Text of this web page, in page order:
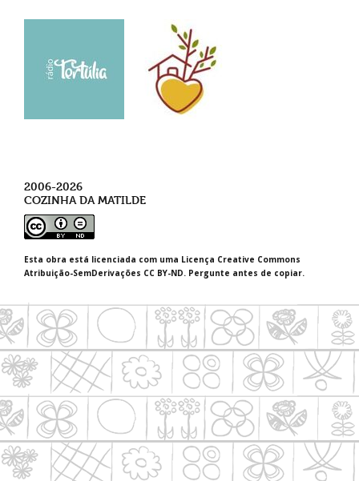
2006-2026
COZINHA DA MATILDE
Esta obra está licenciada com uma Licença Creative Commons
Atribuição-SemDerivações CC BY-ND. Pergunte antes de copiar.